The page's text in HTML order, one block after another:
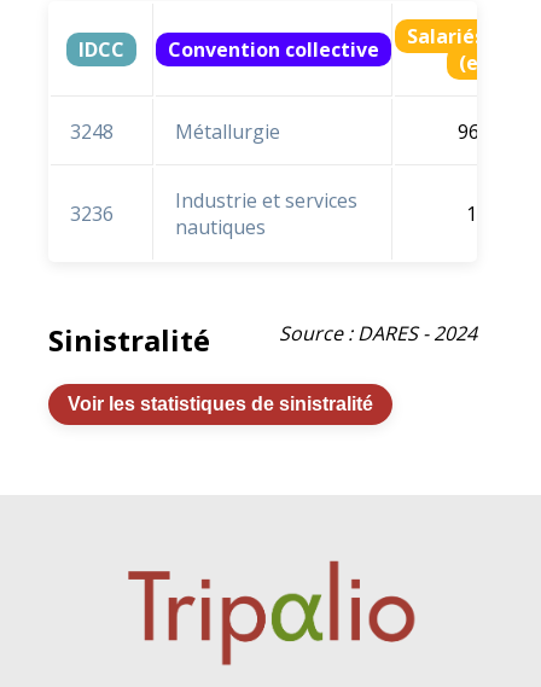
IDCC Convention collective
Salariés
(en %
3248 Métallurgie 96,8 %
3236
Industrie et services
nautiques
1,5 %
Source : DARES - 2024
Sinistralité
Voir les statistiques de sinistralité